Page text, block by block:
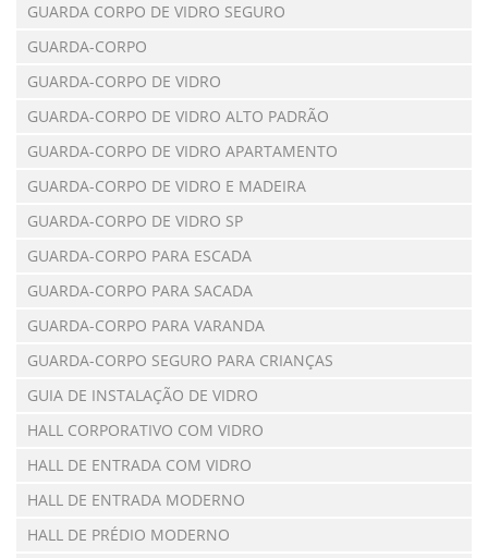
GUARDA CORPO DE VIDRO SEGURO
GUARDA-CORPO
GUARDA-CORPO DE VIDRO
GUARDA-CORPO DE VIDRO ALTO PADRÃO
GUARDA-CORPO DE VIDRO APARTAMENTO
GUARDA-CORPO DE VIDRO E MADEIRA
GUARDA-CORPO DE VIDRO SP
GUARDA-CORPO PARA ESCADA
GUARDA-CORPO PARA SACADA
GUARDA-CORPO PARA VARANDA
GUARDA-CORPO SEGURO PARA CRIANÇAS
GUIA DE INSTALAÇÃO DE VIDRO
HALL CORPORATIVO COM VIDRO
HALL DE ENTRADA COM VIDRO
HALL DE ENTRADA MODERNO
HALL DE PRÉDIO MODERNO